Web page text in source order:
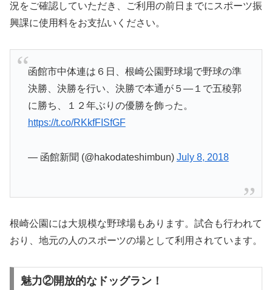
況をご確認していただき、ご利用の前日までにスポーツ振
興課に使用料をお支払いください。
函館市中体連は６日、根崎公園野球場で野球の準
決勝、決勝を行い、決勝で本通が５―１で五稜郭
に勝ち、１２年ぶりの優勝を飾った。
https://t.co/RKkfFISfGF
— 函館新聞 (@hakodateshimbun) July 8, 2018
根崎公園には大規模な野球場もあります。試合も行われて
おり、地元の人のスポーツの場として利用されています。
魅力②開放的なドッグラン！